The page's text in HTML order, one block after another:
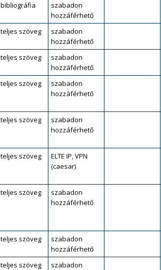
bibliográfia
szabadon
hozzáférhető
teljes szöveg
szabadon
hozzáférhető
teljes szöveg
szabadon
hozzáférhető
teljes szöveg
szabadon
hozzáférhető
teljes szöveg
szabadon
hozzáférhető
teljes szöveg
ELTE IP, VPN
(caesar)
teljes szöveg
szabadon
hozzáférhető
teljes szöveg
szabadon
hozzáférhető
teljes szöveg
szabadon